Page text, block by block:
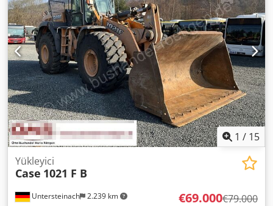
1 / 15
Untersteinach 2.239 km
Yükleyici
Case 1021 F B
€69.000€79.000